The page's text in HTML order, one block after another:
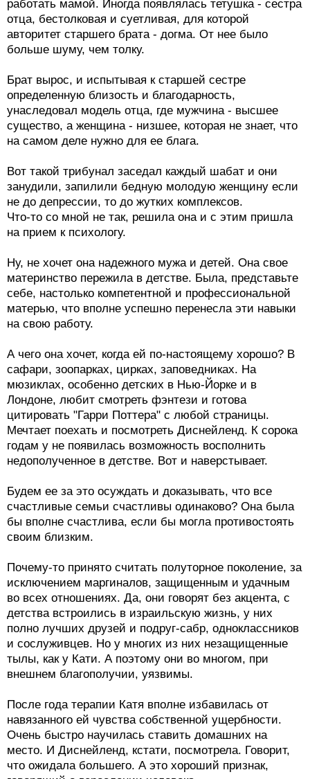
работать мамой. Иногда появлялась тетушка - сестра
отца, бестолковая и суетливая, для которой
авторитет старшего брата - догма. От нее было
больше шуму, чем толку.
Брат вырос, и испытывая к старшей сестре
определенную близость и благодарность,
унаследовал модель отца, где мужчина - высшее
существо, а женщина - низшее, которая не знает, что
на самом деле нужно для ее блага.
Вот такой трибунал заседал каждый шабат и они
занудили, запилили бедную молодую женщину если
не до депрессии, то до жутких комплексов.
Что-то со мной не так, решила она и с этим пришла
на прием к психологу.
Ну, не хочет она надежного мужа и детей. Она свое
материнство пережила в детстве. Была, представьте
себе, настолько компетентной и профессиональной
матерью, что вполне успешно перенесла эти навыки
на свою работу.
А чего она хочет, когда ей по-настоящему хорошо? В
сафари, зоопарках, цирках, заповедниках. На
мюзиклах, особенно детских в Нью-Йорке и в
Лондоне, любит смотреть фэнтези и готова
цитировать "Гарри Поттера" с любой страницы.
Мечтает поехать и посмотреть Диснейленд. К сорока
годам у не появилась возможность восполнить
недополученное в детстве. Вот и наверстывает.
Будем ее за это осуждать и доказывать, что все
счастливые семьи счастливы одинаково? Она была
бы вполне счастлива, если бы могла противостоять
своим близким.
Почему-то принято считать полуторное поколение, за
исключением маргиналов, защищенным и удачным
во всех отношениях. Да, они говорят без акцента, с
детства встроились в израильскую жизнь, у них
полно лучших друзей и подруг-сабр, одноклассников
и сослуживцев. Но у многих из них незащищенные
тылы, как у Кати. А поэтому они во многом, при
внешнем благополучии, уязвимы.
После года терапии Катя вполне избавилась от
навязанного ей чувства собственной ущербности.
Очень быстро научилась ставить домашних на
место. И Диснейленд, кстати, посмотрела. Говорит,
что ожидала большего. А это хороший признак,